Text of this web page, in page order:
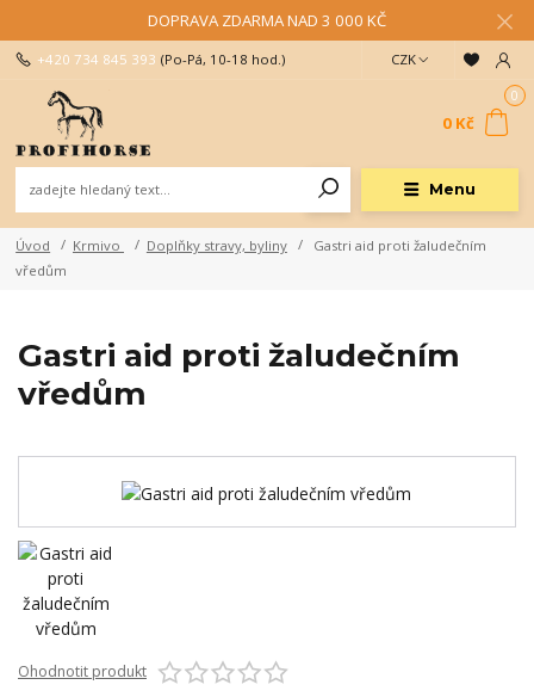
DOPRAVA ZDARMA NAD 3 000 KČ
Menu
CZK
+420 734 845 393 (Po-Pá, 10-18 hod.)
0
0 Kč
Úvod Krmivo Doplňky stravy, byliny
Gastri aid proti žaludečním
vředům
Gastri aid proti žaludečním
vředům
Ohodnotit produkt